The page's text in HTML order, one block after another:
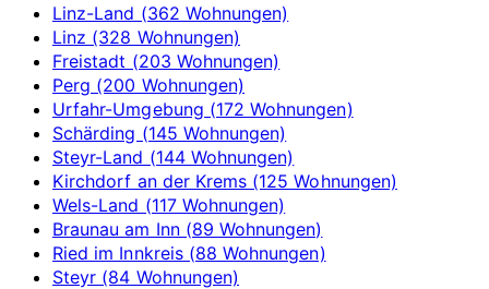
Linz-Land (362 Wohnungen)
Linz (328 Wohnungen)
Freistadt (203 Wohnungen)
Perg (200 Wohnungen)
Urfahr-Umgebung (172 Wohnungen)
Schärding (145 Wohnungen)
Steyr-Land (144 Wohnungen)
Kirchdorf an der Krems (125 Wohnungen)
Wels-Land (117 Wohnungen)
Braunau am Inn (89 Wohnungen)
Ried im Innkreis (88 Wohnungen)
Steyr (84 Wohnungen)